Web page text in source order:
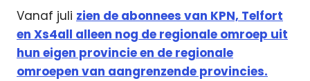
Vanaf juli zien de abonnees van KPN, Telfort
en Xs4all alleen nog de regionale omroep uit
hun eigen provincie en de regionale
omroepen van aangrenzende provincies.